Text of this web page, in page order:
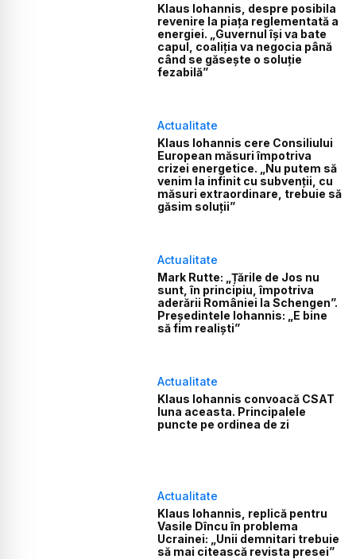
Klaus Iohannis, despre posibila
revenire la piața reglementată a
energiei. „Guvernul își va bate
capul, coaliția va negocia până
când se găsește o soluție
fezabilă”
Actualitate
Klaus Iohannis cere Consiliului
European măsuri împotriva
crizei energetice. „Nu putem să
venim la infinit cu subvenții, cu
măsuri extraordinare, trebuie să
găsim soluții”
Actualitate
Mark Rutte: „Țările de Jos nu
sunt, în principiu, împotriva
aderării României la Schengen”.
Președintele Iohannis: „E bine
să fim realiști”
Actualitate
Klaus Iohannis convoacă CSAT
luna aceasta. Principalele
puncte pe ordinea de zi
Actualitate
Klaus Iohannis, replică pentru
Vasile Dîncu în problema
Ucrainei: „Unii demnitari trebuie
să mai citească revista presei”